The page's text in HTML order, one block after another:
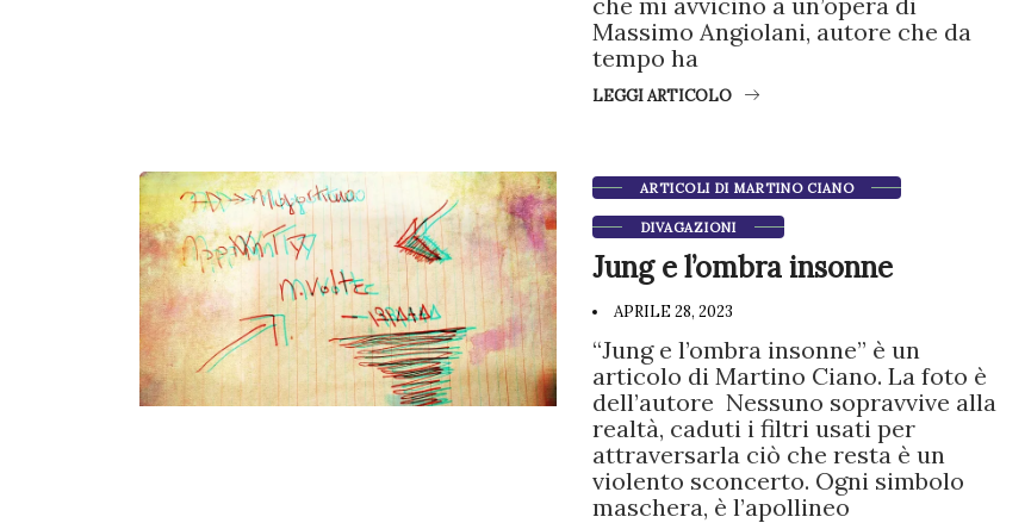
Massimo Angiolani, autore che da
tempo ha
LEGGI ARTICOLO
ARTICOLI DI MARTINO CIANO
DIVAGAZIONI
Jung e l’ombra insonne
APRILE 28, 2023
“Jung e l’ombra insonne” è un
articolo di Martino Ciano. La foto è
dell’autore Nessuno sopravvive alla
realtà, caduti i filtri usati per
attraversarla ciò che resta è un
violento sconcerto. Ogni simbolo
maschera, è l’apollineo